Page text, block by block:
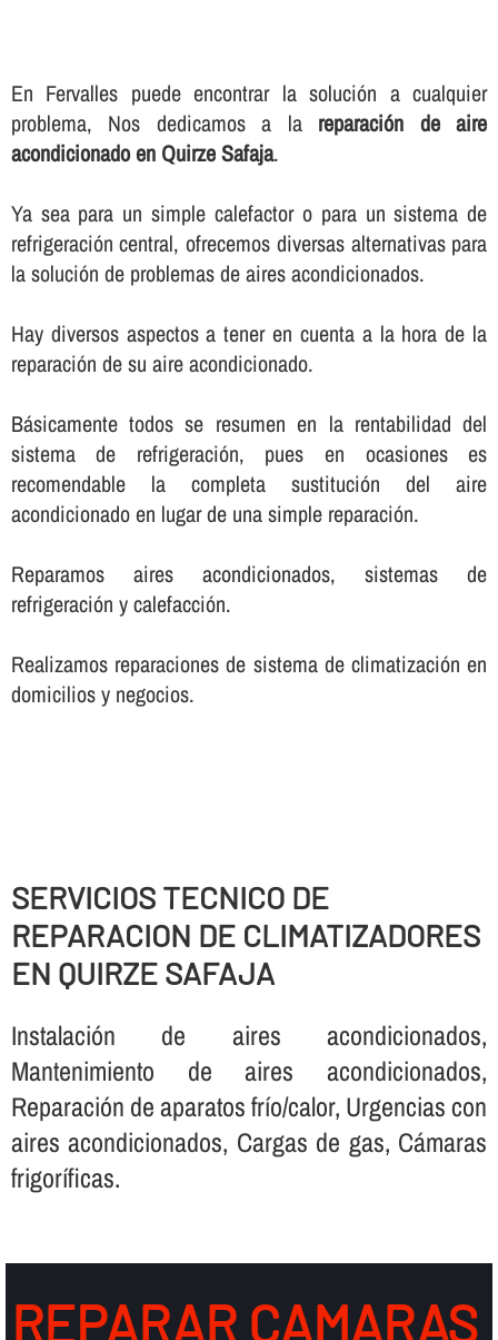
En Fervalles puede encontrar la solución a cualquier
problema, Nos dedicamos a la reparación de aire
acondicionado en Quirze Safaja.
Ya sea para un simple calefactor o para un sistema de
refrigeración central, ofrecemos diversas alternativas para
la solución de problemas de aires acondicionados.
Hay diversos aspectos a tener en cuenta a la hora de la
reparación de su aire acondicionado.
Básicamente todos se resumen en la rentabilidad del
sistema de refrigeración, pues en ocasiones es
recomendable la completa sustitución del aire
acondicionado en lugar de una simple reparación.
Reparamos aires acondicionados, sistemas de
refrigeración y calefacción.
Realizamos reparaciones de sistema de climatización en
domicilios y negocios.
SERVICIOS TECNICO DE
REPARACION DE CLIMATIZADORES
EN QUIRZE SAFAJA
Instalación de aires acondicionados,
Mantenimiento de aires acondicionados,
Reparación de aparatos frí­o/calor, Urgencias con
aires acondicionados, Cargas de gas, Cámaras
frigorí­ficas.
REPARAR CAMARAS